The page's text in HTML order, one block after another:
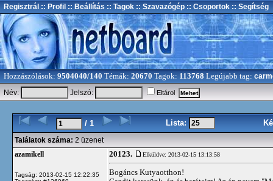
Regisztrál :: Profil :: Beállítás :: Tagok :: Szavazógép :: Csoportok :: Segítség
Hozzászólások: 9504040/140 Témák: 20670 Tagok: 113768 Legújabb tag:
Név:
Jelszó: Eltárol
/ 1 Lista:
Találatok száma: 2 üzenet
azamikell
Tagság: 2013-02-15 12:22:35
20123. Elküldve: 2013-02-15 13:13:58
Bogáncs Kutyaotthon!